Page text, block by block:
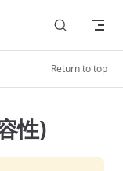
Return to top
性)